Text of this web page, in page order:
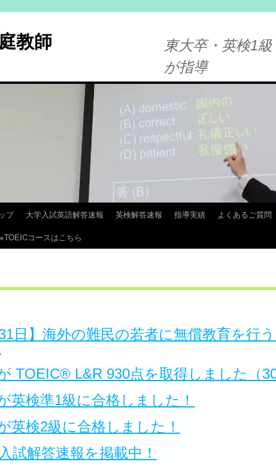
教師
東大卒・英検1
が指導
プ 大学入試英語解答速報 英検解答速報 指導実績 よくあるご質問
※TOEICコースはこちら
31日】海外の難民の若者に無償教育を行
TOEIC® L&R 930点を取得しました（
英検準1級に合格しました！
英検2級に合格しました！
試解答速報を掲載中！